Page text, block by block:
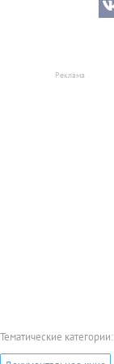
Тематические категории: